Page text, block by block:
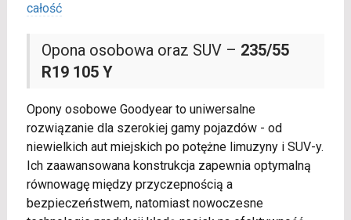
całość
Opona osobowa oraz SUV – 235/55
R19 105 Y
Opony osobowe Goodyear to uniwersalne
rozwiązanie dla szerokiej gamy pojazdów - od
niewielkich aut miejskich po potężne limuzyny i SUV-y.
Ich zaawansowana konstrukcja zapewnia optymalną
równowagę między przyczepnością a
bezpieczeństwem, natomiast nowoczesne